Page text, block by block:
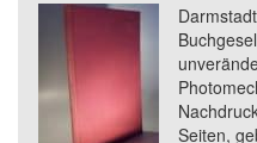
Seiten,